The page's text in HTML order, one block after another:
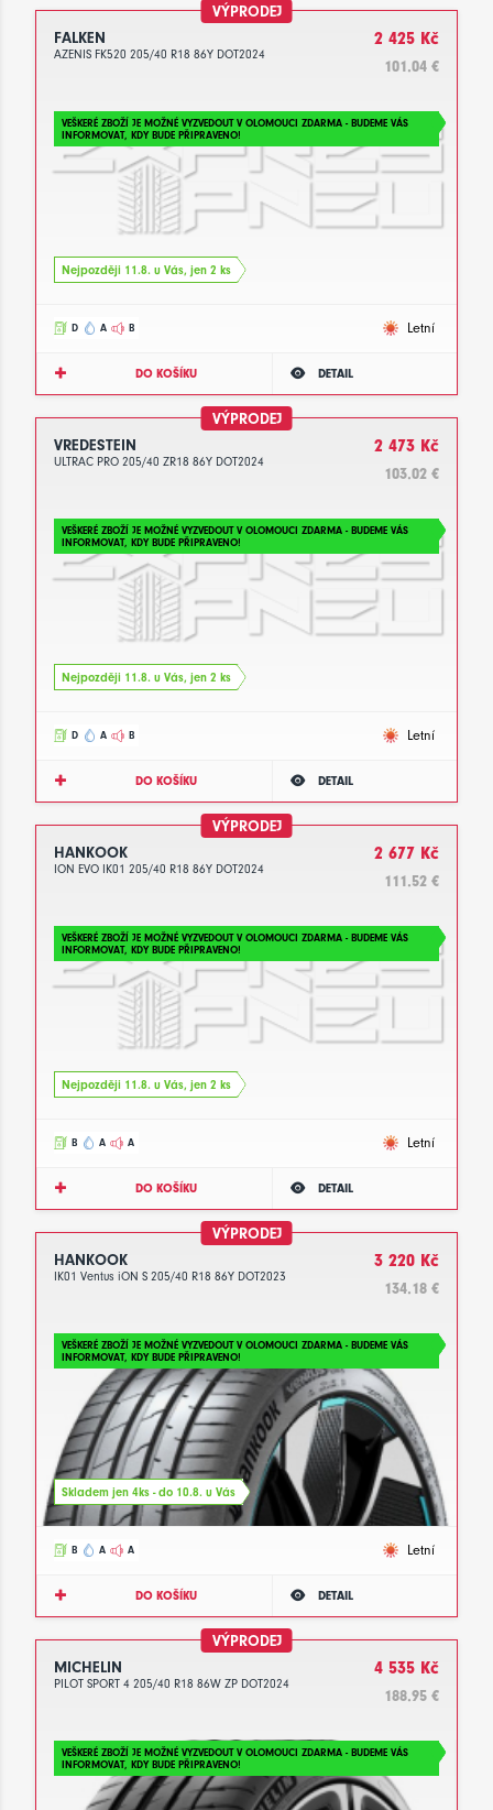
VÝPRODEJ
FALKEN
AZENIS FK520 205/40 R18 86Y DOT2024
2 425 Kč
101.04 €
VEŠKERÉ ZBOŽÍ JE MOŽNÉ VYZVEDOUT V OLOMOUCI ZDARMA - BUDEME VÁS
INFORMOVAT, KDY BUDE PŘIPRAVENO!
Nejpozději 11.8. u Vás, jen 2 ks
D A B Letní
DO KOŠÍKU DETAIL
VÝPRODEJ
VREDESTEIN
ULTRAC PRO 205/40 ZR18 86Y DOT2024
2 473 Kč
103.02 €
VEŠKERÉ ZBOŽÍ JE MOŽNÉ VYZVEDOUT V OLOMOUCI ZDARMA - BUDEME VÁS
INFORMOVAT, KDY BUDE PŘIPRAVENO!
Nejpozději 11.8. u Vás, jen 2 ks
D A B Letní
DO KOŠÍKU DETAIL
VÝPRODEJ
HANKOOK
ION EVO IK01 205/40 R18 86Y DOT2024
2 677 Kč
111.52 €
VEŠKERÉ ZBOŽÍ JE MOŽNÉ VYZVEDOUT V OLOMOUCI ZDARMA - BUDEME VÁS
INFORMOVAT, KDY BUDE PŘIPRAVENO!
Nejpozději 11.8. u Vás, jen 2 ks
B A A Letní
DO KOŠÍKU DETAIL
VÝPRODEJ
HANKOOK
IK01 Ventus iON S 205/40 R18 86Y DOT2023
3 220 Kč
134.18 €
VEŠKERÉ ZBOŽÍ JE MOŽNÉ VYZVEDOUT V OLOMOUCI ZDARMA - BUDEME VÁS
INFORMOVAT, KDY BUDE PŘIPRAVENO!
Skladem jen 4ks - do 10.8. u Vás
B A A Letní
DO KOŠÍKU DETAIL
VÝPRODEJ
MICHELIN
PILOT SPORT 4 205/40 R18 86W ZP DOT2024
4 535 Kč
188.95 €
VEŠKERÉ ZBOŽÍ JE MOŽNÉ VYZVEDOUT V OLOMOUCI ZDARMA - BUDEME VÁS
INFORMOVAT, KDY BUDE PŘIPRAVENO!